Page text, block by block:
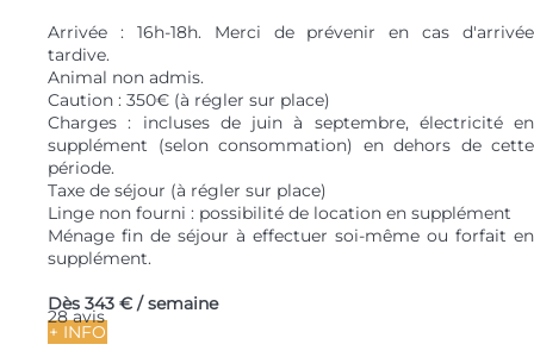
Arrivée : 16h-18h. Merci de prévenir en cas d'arrivée
tardive.
Animal non admis.
Caution : 350€ (à régler sur place)
Charges : incluses de juin à septembre, électricité en
supplément (selon consommation) en dehors de cette
période.
Taxe de séjour (à régler sur place)
Linge non fourni : possibilité de location en supplément
Ménage fin de séjour à effectuer soi-même ou forfait en
supplément.
28 avis
Dès 343 € / semaine
+ INFO